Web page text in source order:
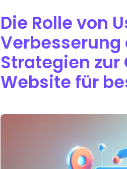
Die Rolle von
Verbesserung
Strategien
Website für